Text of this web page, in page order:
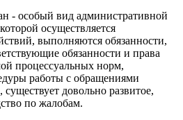
- особый вид административной
осуществляется
выполняются обязанности,
обязанности и права
процессуальных норм,
работы с обращениями
довольно развитое,
по жалобам.